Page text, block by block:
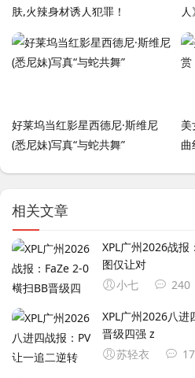
肤,火辣身材诱人犯罪！
好莱坞当红影星西德尼·斯维尼
(悉尼妹)写真“与蛇共舞”
美
曲
相关文章
XPL广州2026战报
图仅让对
小七
240
XPL广州2026八进
晋级四强 z
苏轻衣